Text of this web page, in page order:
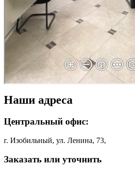
Наши адреса
Центральный офис:
г. Изобильный, ул. Ленина, 73,
Заказать или уточнить